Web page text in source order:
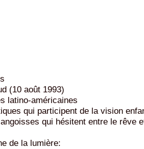
(10 août 1993)
latino-américaines
qui participent de la vision
qui hésitent entre le rêve
de la lumière: